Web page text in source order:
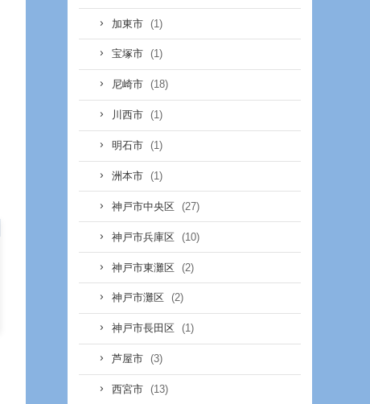
加東市 (1)
宝塚市 (1)
尼崎市 (18)
川西市 (1)
明石市 (1)
洲本市 (1)
神戸市中央区 (27)
神戸市兵庫区 (10)
神戸市東灘区 (2)
神戸市灘区 (2)
神戸市長田区 (1)
芦屋市 (3)
西宮市 (13)